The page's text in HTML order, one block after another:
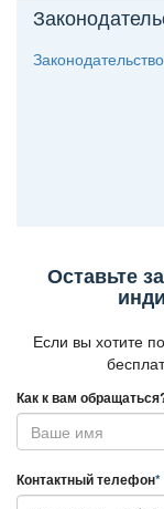
Оставьте
Если вы хотите
Как к вам
Контактный телефон*